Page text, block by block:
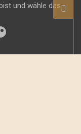
und wähle das